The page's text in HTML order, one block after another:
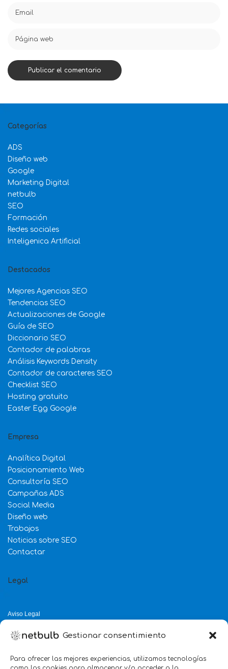
Gestionar consentimiento
Para ofrecer las mejores experiencias, utilizamos tecnologías
Categorías
ADS
Diseño web
Google
Marketing Digital
netbulb
SEO
Formación
Redes sociales
Inteligenica Artificial
Destacados
Mejores Agencias SEO
Tendencias SEO
Actualizaciones de Google
Guía de SEO
Diccionario SEO
Contador de palabras
Análisis Keywords Density
Contador de caracteres SEO
Checklist SEO
Hosting gratuito
Easter Egg Google
Empresa
Analítica Digital
Posicionamiento Web
Consultoría SEO
Campañas ADS
Social Media
Diseño web
Trabajos
Noticias sobre SEO
Contactar
Legal
Aviso Legal
Política de Cookies